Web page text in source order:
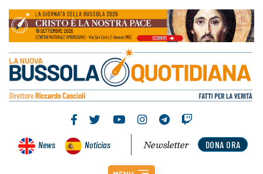
News Noticias DONA ORA
Newsletter